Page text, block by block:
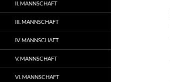
II. MANNSCHAFT
III. MANNSCHAFT
IV. MANNSCHAFT
V. MANNSCHAFT
VI. MANNSCHAFT